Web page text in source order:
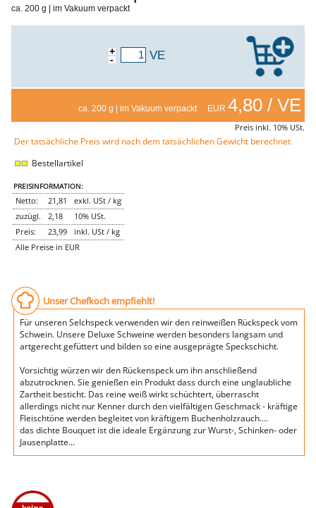
Katzenfutter
Gutschein kaufen
ca. 200 g | im Vakuum verpackt
+
- VE
ca. 200 g | im Vakuum verpackt EUR4,80 / VE
Preis inkl. 10% USt.
Der tatsächliche Preis wird nach dem tatsächlichen Gewicht berechnet.
Bestellartikel
PREISINFORMATION:
Netto: 21,81
exkl. USt / kg
zuzügl.
2,18
10% USt.
Preis:
23,99
inkl. USt / kg
Alle Preise in EUR
Unser Chefkoch empfiehlt!
Für unseren Selchspeck verwenden wir den reinweißen Rückspeck vom
Schwein. Unsere Deluxe Schweine werden besonders langsam und
artgerecht gefüttert und bilden so eine ausgeprägte Speckschicht.
Vorsichtig würzen wir den Rückenspeck um ihn anschließend
abzutrocknen. Sie genießen ein Produkt dass durch eine unglaubliche
Zartheit besticht. Das reine weiß wirkt schüchtert, überrascht
allerdings nicht nur Kenner durch den vielfältigen Geschmack - kräftige
Fleischtöne werden begleitet von kräftigem Buchenholzrauch....
das dichte Bouquet ist die ideale Ergänzung zur Wurst-, Schinken- oder
Jausenplatte...